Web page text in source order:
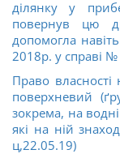
ділянку у
повернув цю
допомогла
2018р. у справі
Право
поверхневий
зокрема, на
які на ній
ц,22.05.19)